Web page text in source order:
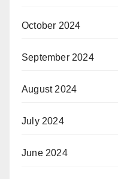
October 2024
September 2024
August 2024
July 2024
June 2024